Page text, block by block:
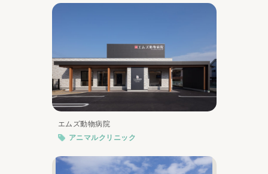
エムズ動物病院
アニマルクリニック